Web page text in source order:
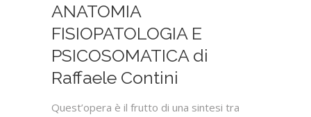
ANATOMIA
FISIOPATOLOGIA E
PSICOSOMATICA di
Raffaele Contini
Quest’opera è il frutto di una sintesi tra